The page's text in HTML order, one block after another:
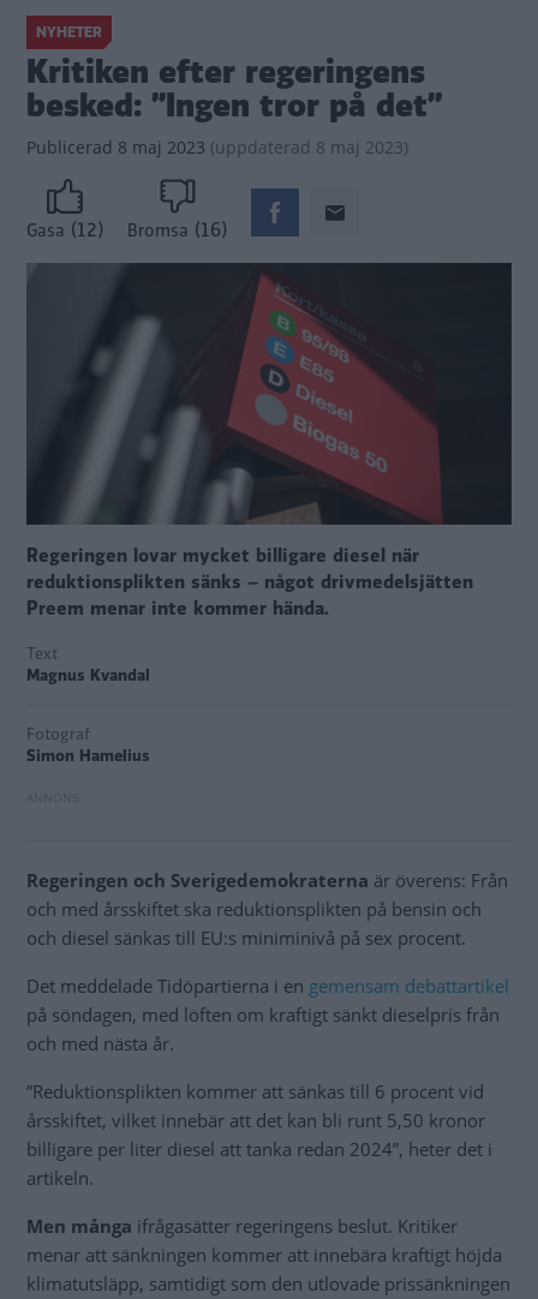
NYHETER
Kritiken efter regeringens
besked: ”Ingen tror på det”
Publicerad 8 maj 2023 (uppdaterad 8 maj 2023)
Gasa (12) Bromsa (16)
Regeringen lovar mycket billigare diesel när
reduktionsplikten sänks – något drivmedelsjätten
Preem menar inte kommer hända.
Text
Magnus Kvandal
Fotograf
Simon Hamelius
Regeringen och Sverigedemokraterna är överens: Från
och med årsskiftet ska reduktionsplikten på bensin och
och diesel sänkas till EU:s miniminivå på sex procent.
Det meddelade Tidöpartierna i en gemensam debattartikel
på söndagen, med löften om kraftigt sänkt dieselpris från
och med nästa år.
”Reduktionsplikten kommer att sänkas till 6 procent vid
årsskiftet, vilket innebär att det kan bli runt 5,50 kronor
billigare per liter diesel att tanka redan 2024”, heter det i
artikeln.
Men många ifrågasätter regeringens beslut. Kritiker
menar att sänkningen kommer att innebära kraftigt höjda
klimatutsläpp, samtidigt som den utlovade prissänkningen